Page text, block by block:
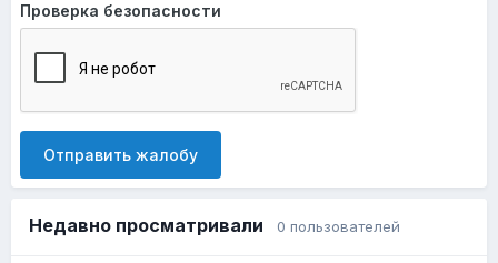
Проверка безопасности
Отправить жалобу
Недавно просматривали 0 пользователей